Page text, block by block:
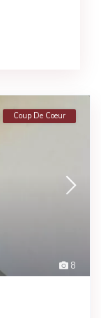
8
Coup De Coeur